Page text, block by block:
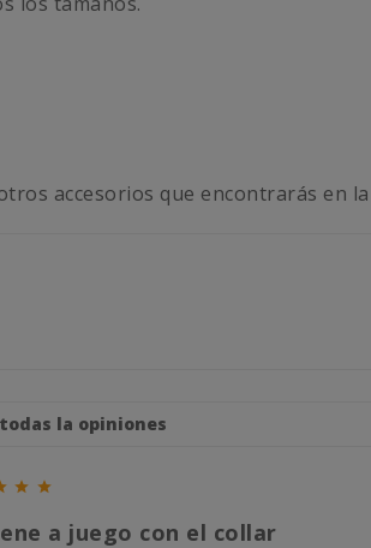
accesorios que encontrarás en
 
a juego con el collar